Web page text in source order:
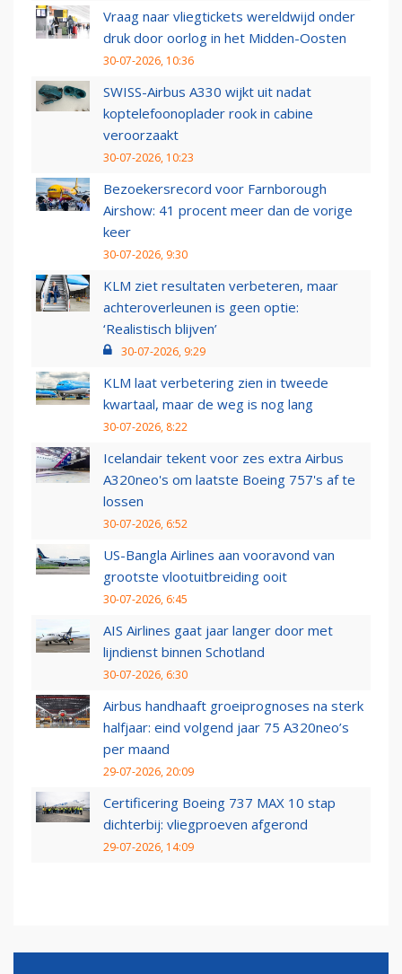
Vraag naar vliegtickets wereldwijd onder
druk door oorlog in het Midden-Oosten
30-07-2026, 10:36
SWISS-Airbus A330 wijkt uit nadat
koptelefoonoplader rook in cabine
veroorzaakt
30-07-2026, 10:23
Bezoekersrecord voor Farnborough
Airshow: 41 procent meer dan de vorige
keer
30-07-2026, 9:30
KLM ziet resultaten verbeteren, maar
achteroverleunen is geen optie:
‘Realistisch blijven’
30-07-2026, 9:29
KLM laat verbetering zien in tweede
kwartaal, maar de weg is nog lang
30-07-2026, 8:22
Icelandair tekent voor zes extra Airbus
A320neo's om laatste Boeing 757's af te
lossen
30-07-2026, 6:52
US-Bangla Airlines aan vooravond van
grootste vlootuitbreiding ooit
30-07-2026, 6:45
AIS Airlines gaat jaar langer door met
lijndienst binnen Schotland
30-07-2026, 6:30
Airbus handhaaft groeiprognoses na sterk
halfjaar: eind volgend jaar 75 A320neo’s
per maand
29-07-2026, 20:09
Certificering Boeing 737 MAX 10 stap
dichterbij: vliegproeven afgerond
29-07-2026, 14:09